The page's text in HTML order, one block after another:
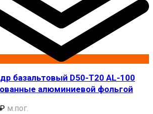
базальтовый D50-T20 AL-100
алюминиевой фольгой
₽ м.пог.